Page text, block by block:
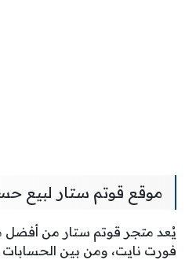
موقع قوتم ستار لبيع
يُعد متجر قوتم ستار من أفضل
فورت نايت، ومن بين الحسابات